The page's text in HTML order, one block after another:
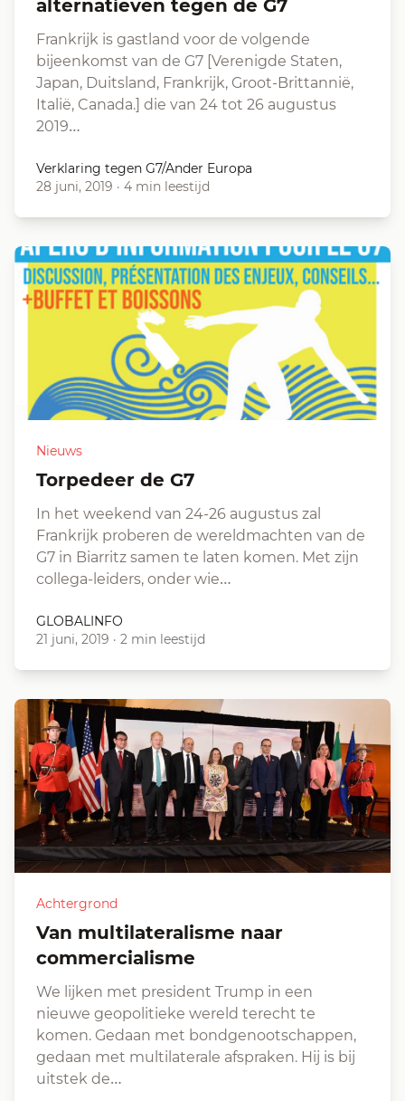
alternatieven tegen de G7
Frankrijk is gastland voor de volgende
bijeenkomst van de G7 [Verenigde Staten,
Japan, Duitsland, Frankrijk, Groot-Brittannië,
Italië, Canada.] die van 24 tot 26 augustus
2019…
Verklaring tegen G7/Ander Europa
28 juni, 2019 · 4 min leestijd
Nieuws
Torpedeer de G7
In het weekend van 24-26 augustus zal
Frankrijk proberen de wereldmachten van de
G7 in Biarritz samen te laten komen. Met zijn
collega-leiders, onder wie…
GLOBALINFO
21 juni, 2019 · 2 min leestijd
Achtergrond
Van multilateralisme naar
commercialisme
We lijken met president Trump in een
nieuwe geopolitieke wereld terecht te
komen. Gedaan met bondgenootschappen,
gedaan met multilaterale afspraken. Hij is bij
uitstek de…